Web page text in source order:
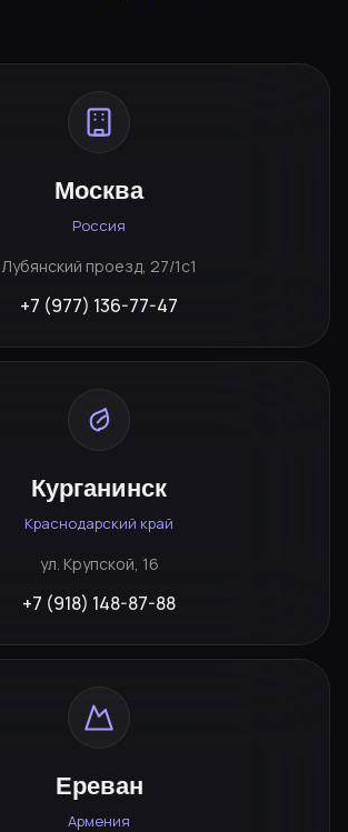
Москва
Россия
Лубянский проезд, 27/1с1
+7 (977) 136-77-47
Курганинск
Краснодарский край
ул. Крупской, 16
+7 (918) 148-87-88
Ереван
Армения